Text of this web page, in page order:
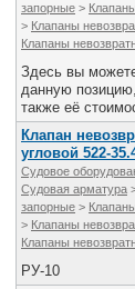
запорные >
> Клапаны
Клапаны
Здесь вы
данную
также её
Клапан
угловой 522-
Судовое
Судовая арматура
запорные >
> Клапаны
Клапаны
РУ-10